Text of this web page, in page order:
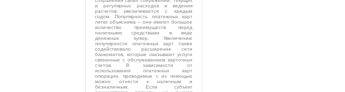
и регулярных расходов и ведения
расчетов увеличивается с каждым
годом. Популярность платежных карт
легко объяснима – они имеют большое
количество преимуществ перед
наличными средствами в виде
денежных купюр. Увеличению
популярности платежных карт также
содействовало расширение сети
банкоматов, которые оказывают услуги
связанные с обслуживанием карточных
счетов. В зависимости от
использования платежных карт
операции, проводимые с их помощью
можно отнести к наличным и
безналичным. Если субъект